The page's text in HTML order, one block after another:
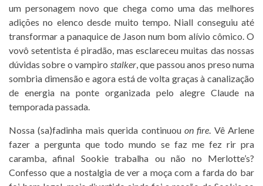
um personagem novo que chega como uma das melhores
adições no elenco desde muito tempo. Niall conseguiu até
transformar a panaquice de Jason num bom alívio cômico. O
vovô setentista é piradão, mas esclareceu muitas das nossas
dúvidas sobre o vampiro stalker, que passou anos preso numa
sombria dimensão e agora está de volta graças à canalização
de energia na ponte organizada pelo alegre Claude na
temporada passada.
Nossa (sa)fadinha mais querida continuou on fire. Vê Arlene
fazer a pergunta que todo mundo se faz me fez rir pra
caramba, afinal Sookie trabalha ou não no Merlotte’s?
Confesso que a nostalgia de ver a moça com a farda do bar